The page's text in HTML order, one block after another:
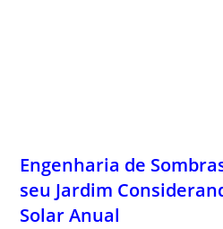
Engenharia de
seu Jardim
Solar Anual